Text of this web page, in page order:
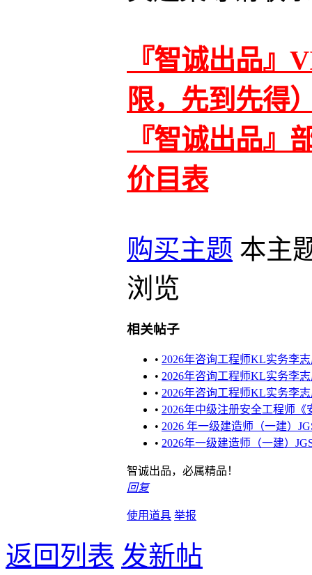
『智诚出品』
限，先到先得
『智诚出品』
价目表
购买主题 本主
浏览
相关帖子
• 2026年咨询工程师KL实务李
• 2026年咨询工程师KL实务李
• 2026年咨询工程师KL实务李
• 2026年中级注册安全工程师
• 2026 年一级建造师（一建）
• 2026年一级建造师（一建）
智诚出品，必属精品！
回复
使用道具 举报
返回列表 发新帖